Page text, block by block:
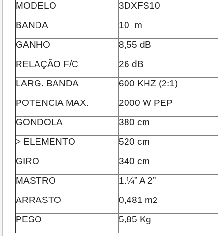
MODELO
3DXFS10
BANDA
10 m
GANHO
8,55 dB
RELAÇÃO F/C
26 dB
LARG. BANDA
600 KHZ (2:1)
POTENCIA MAX.
2000 W PEP
GONDOLA
380 cm
> ELEMENTO
520 cm
GIRO
340 cm
MASTRO
1.¼” A 2”
ARRASTO
0,481 m2
PESO 5,85 Kg